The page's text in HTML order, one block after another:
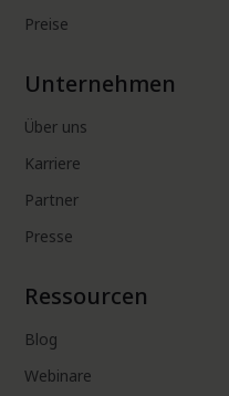
Preise
Unternehmen
Über uns
Karriere
Partner
Presse
Ressourcen
Blog
Webinare